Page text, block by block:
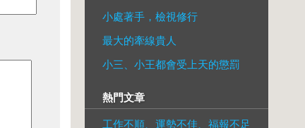
小處著手，檢視修行
最大的牽線貴人
小三、小王都會受上天的懲罰
熱門文章
工作不順、運勢不佳、福報不足